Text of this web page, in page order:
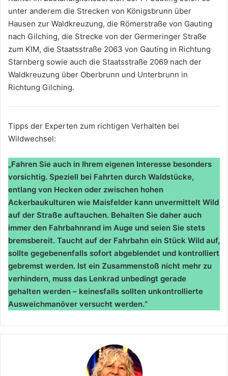
unter anderem die Strecken von Königsbrunn über
Hausen zur Waldkreuzung, die Römerstraße von Gauting
nach Gilching, die Strecke von der Germeringer Straße
zum KIM, die Staatsstraße 2063 von Gauting in Richtung
Starnberg sowie auch die Staatsstraße 2069 nach der
Waldkreuzung über Oberbrunn und Unterbrunn in
Richtung Gilching.
Tipps der Experten zum richtigen Verhalten bei
Wildwechsel:
„Fahren Sie auch in Ihrem eigenen Interesse besonders
vorsichtig. Speziell bei Fahrten durch Waldstücke,
entlang von Hecken oder zwischen hohen
Ackerbaukulturen wie Maisfelder kann unvermittelt Wild
auf der Straße auftauchen. Behalten Sie daher auch
immer den Fahrbahnrand im Auge und seien Sie stets
bremsbereit. Taucht auf der Fahrbahn ein Stück Wild auf,
sollte gegebenenfalls sofort abgeblendet und kontrolliert
gebremst werden. Ist ein Zusammenstoß nicht mehr zu
verhindern, muss das Lenkrad unbedingt gerade
gehalten werden – keinesfalls sollten unkontrollierte
Ausweichmanöver versucht werden.“